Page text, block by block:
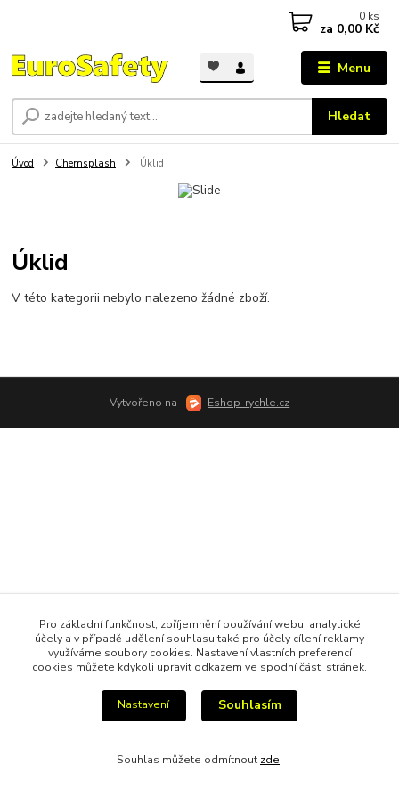
Menu
Hledat
0 ks
za 0,00 Kč
Úvod Chemsplash Úklid
Úklid
V této kategorii nebylo nalezeno žádné zboží.
Vytvořeno na Eshop-rychle.cz
Pro základní funkčnost, zpříjemnění používání webu, analytické
účely a v případě udělení souhlasu také pro účely cílení reklamy
využíváme soubory cookies. Nastavení vlastních preferencí
cookies můžete kdykoli upravit odkazem ve spodní části stránek.
Nastavení Souhlasím
Souhlas můžete odmítnout zde.